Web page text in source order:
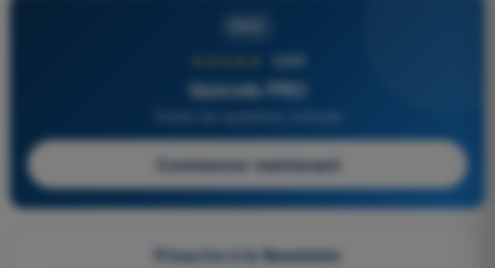
4,6/5
Quizvds PRO
Commencer maintenant
S'inscrire à la Newsletter